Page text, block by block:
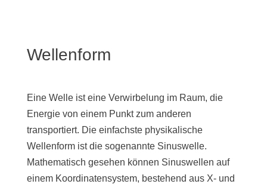
Wellenform
Eine Welle ist eine Verwirbelung im Raum, die
Energie von einem Punkt zum anderen
transportiert. Die einfachste physikalische
Wellenform ist die sogenannte Sinuswelle.
Mathematisch gesehen können Sinuswellen auf
einem Koordinatensystem, bestehend aus X- und